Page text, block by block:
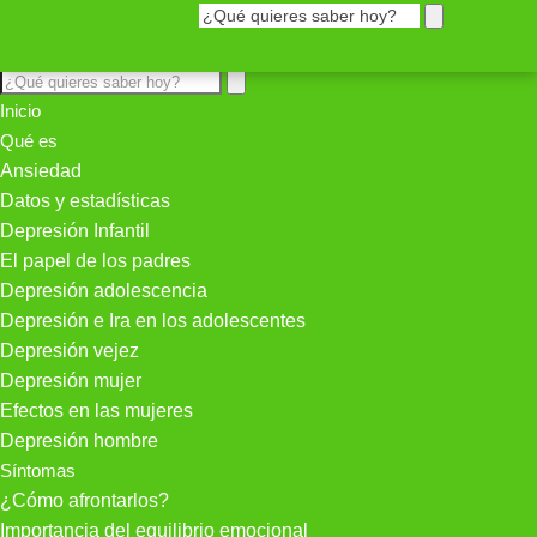
Inicio
Qué es
Ansiedad
Datos y estadísticas
Depresión Infantil
El papel de los padres
Depresión adolescencia
Depresión e Ira en los adolescentes
Depresión vejez
Depresión mujer
Efectos en las mujeres
Depresión hombre
Síntomas
¿Cómo afrontarlos?
Importancia del equilibrio emocional